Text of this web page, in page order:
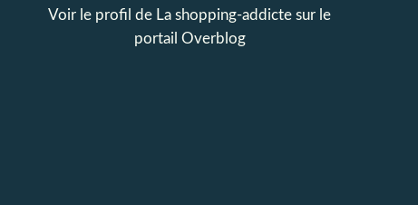
Voir le profil de La shopping-addicte sur le
portail Overblog